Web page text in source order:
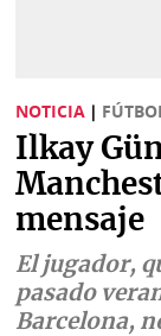
NOTICIA |
Ilkay
mensaje
El jugador,
pasado
Barcelona,